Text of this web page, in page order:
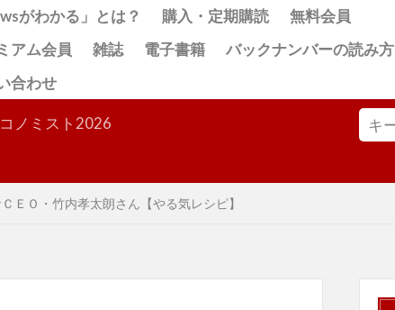
がわかる」とは？ 購入・定期購読
無料会員
アム会員
雑誌 電子書籍
バックナンバーの読み方
合わせ
ノミスト2026
Ｏ・竹内孝太朗さん【やる気レシピ】
検索